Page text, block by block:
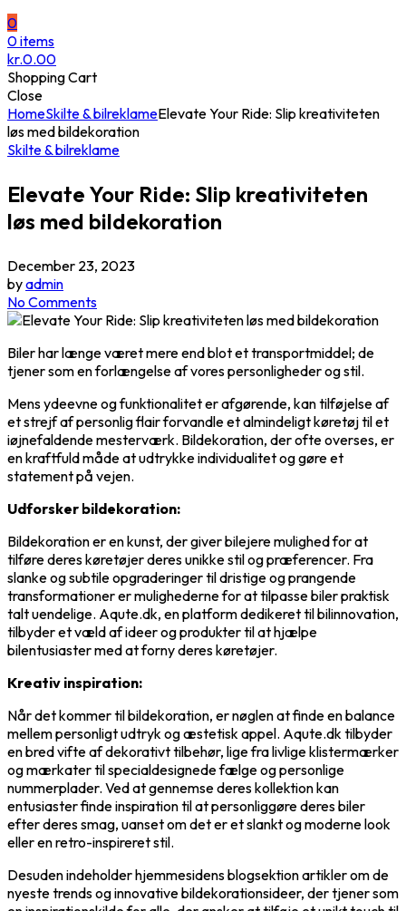
0
0items
kr.0.00
Shopping Cart
Close
HomeSkilte & bilreklameElevate Your Ride: Slip kreativiteten
løs med bildekoration
Skilte & bilreklame
Elevate Your Ride: Slip kreativiteten
løs med bildekoration
December 23, 2023
byadmin
No Comments
Biler har længe været mere end blot et transportmiddel; de
tjener som en forlængelse af vores personligheder og stil.
Mens ydeevne og funktionalitet er afgørende, kan tilføjelse af
et strejf af personlig flair forvandle et almindeligt køretøj til et
iøjnefaldende mesterværk. Bildekoration, der ofte overses, er
en kraftfuld måde at udtrykke individualitet og gøre et
statement på vejen.
Udforsker bildekoration:
Bildekoration er en kunst, der giver bilejere mulighed for at
tilføre deres køretøjer deres unikke stil og præferencer. Fra
slanke og subtile opgraderinger til dristige og prangende
transformationer er mulighederne for at tilpasse biler praktisk
talt uendelige. Aqute.dk, en platform dedikeret til bilinnovation,
tilbyder et væld af ideer og produkter til at hjælpe
bilentusiaster med at forny deres køretøjer.
Kreativ inspiration:
Når det kommer til bildekoration, er nøglen at finde en balance
mellem personligt udtryk og æstetisk appel. Aqute.dk tilbyder
en bred vifte af dekorativt tilbehør, lige fra livlige klistermærker
og mærkater til specialdesignede fælge og personlige
nummerplader. Ved at gennemse deres kollektion kan
entusiaster finde inspiration til at personliggøre deres biler
efter deres smag, uanset om det er et slankt og moderne look
eller en retro-inspireret stil.
Desuden indeholder hjemmesidens blogsektion artikler om de
nyeste trends og innovative bildekorationsideer, der tjener som